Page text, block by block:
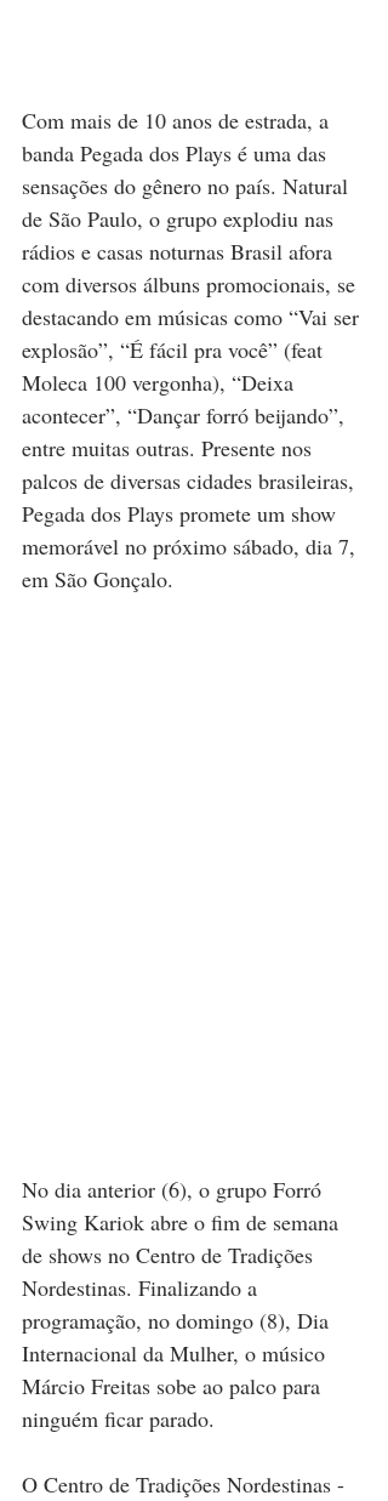
Com mais de 10 anos de estrada, a
banda Pegada dos Plays é uma das
sensações do gênero no país. Natural
de São Paulo, o grupo explodiu nas
rádios e casas noturnas Brasil afora
com diversos álbuns promocionais, se
destacando em músicas como “Vai ser
explosão”, “É fácil pra você” (feat
Moleca 100 vergonha), “Deixa
acontecer”, “Dançar forró beijando”,
entre muitas outras. Presente nos
palcos de diversas cidades brasileiras,
Pegada dos Plays promete um show
memorável no próximo sábado, dia 7,
em São Gonçalo.
No dia anterior (6), o grupo Forró
Swing Kariok abre o fim de semana
de shows no Centro de Tradições
Nordestinas. Finalizando a
programação, no domingo (8), Dia
Internacional da Mulher, o músico
Márcio Freitas sobe ao palco para
ninguém ficar parado.
O Centro de Tradições Nordestinas -